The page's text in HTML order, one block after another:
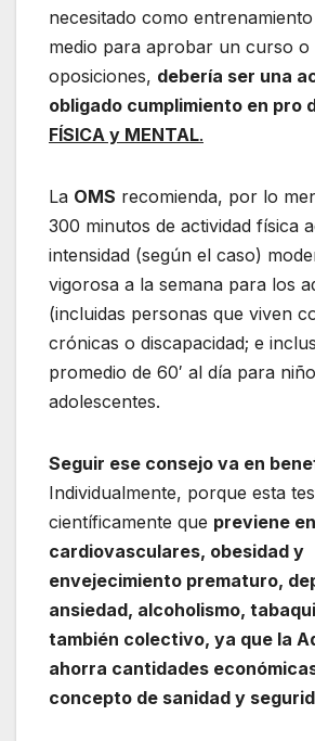
necesitado como
medio para aprobar un curso o
oposiciones, debería ser una
obligado cumplimiento en pro
FÍSICA y MENTAL.
La OMS recomienda, por lo
300 minutos de actividad física
intensidad (según el caso)
vigorosa a la semana para los
(incluidas personas que viven
crónicas o discapacidad; e
promedio de 60′ al día para
adolescentes.
Seguir ese consejo va en
Individualmente, porque esta
científicamente que previene
cardiovasculares, obesidad y
envejecimiento prematuro,
ansiedad, alcoholismo,
también colectivo, ya que la
ahorra cantidades
concepto de sanidad y